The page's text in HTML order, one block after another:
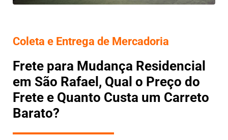
Coleta e Entrega de Mercadoria
Frete para Mudança Residencial
em São Rafael, Qual o Preço do
Frete e Quanto Custa um Carreto
Barato?